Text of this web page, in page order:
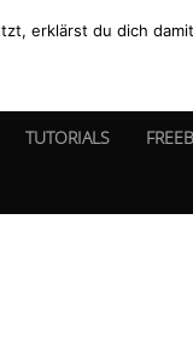
TUTORIALS
erklärst du dich